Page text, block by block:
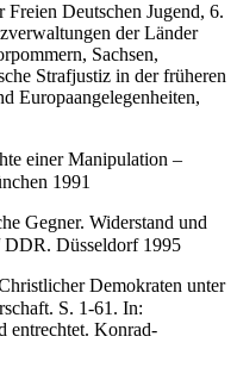
Freien Deutschen Jugend, 6.
der Länder
Sachsen,
Strafjustiz in der früheren
Europaangelegenheiten,
einer Manipulation –
1991
Gegner. Widerstand und
DDR. Düsseldorf 1995
Demokraten unter
S. 1-61. In:
Konrad-